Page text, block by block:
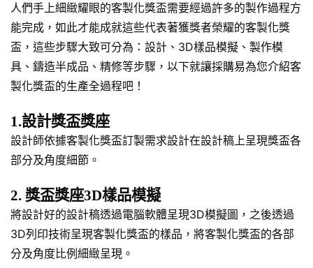
人們手上細緻耀眼的客製化獎盃需要經過許多的製作過程方
能完成，如此才能成就這些代表著獲獎者榮耀的客製化獎
盃，這些步驟大致可分為：設計、3D樣品模擬、製作模
具、鑄造半成品、精修等步驟，以下就讓採購易為您介紹客
製化獎盃的生產全過程吧！
1.設計獎盃獎座
設計師依據客製化獎盃訂製需求設計在設計稿上呈現獎盃各
部分及角度細節。
2. 獎盃獎座3D樣品模擬
將設計好的設計稿透過電腦軟體呈現3D模擬圖，之後透過
3D列印技術呈現客製化獎盃的樣品，將客製化獎盃的各部
分及角度比例細緻呈現。